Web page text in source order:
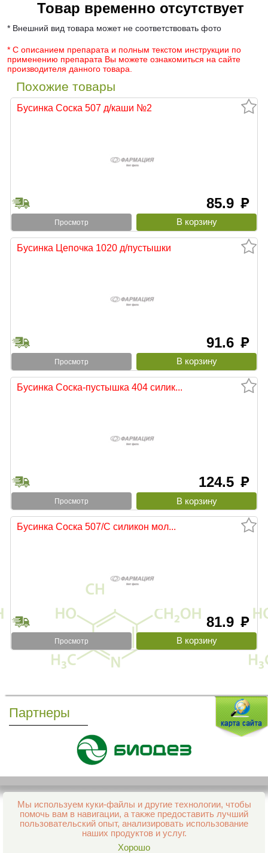
Товар временно отсутствует
* Внешний вид товара может не соответствовать фото
* С описанием препарата и полным текстом инструкции по
применению препарата Вы можете ознакомиться на сайте
производителя данного товара.
Похожие товары
Бусинка Соска 507 д/каши №2
85.9 руб
Просмотр
Бусинка Цепочка 1020 д/пустышки
91.6 руб
Просмотр
Бусинка Соска-пустышка 404 силик...
124.5 руб
Просмотр
Бусинка Соска 507/С силикон мол...
81.9 руб
Просмотр
Партнеры
Мы используем куки-файлы и другие технологии, чтобы
помочь вам в навигации, а также предоставить лучший
пользовательский опыт, анализировать использование
наших продуктов и услуг.
Хорошо
Все права защищены и охраняются законом
© 2013–2026 Интернет-аптека Фармация
support@aptekapenza.ru
Телефон: Служба обработки заказов 99-98-28